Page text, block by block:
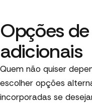
Opções
adicionais
Quem não quiser
escolher opções
incorporadas se